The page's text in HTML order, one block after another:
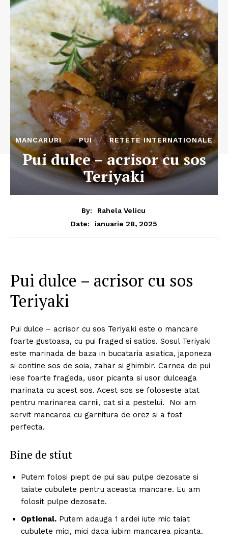
MANCARURI PUI RETETE INTERNATIONALE
Pui dulce – acrisor cu sos
Teriyaki
By:
Rahela Velicu
Date:
ianuarie 28, 2025
Pui dulce – acrisor cu sos
Teriyaki
Pui dulce – acrisor cu sos Teriyaki este o mancare
foarte gustoasa, cu pui fraged si satios. Sosul Teriyaki
este marinada de baza in bucataria asiatica, japoneza
si contine sos de soia, zahar si ghimbir. Carnea de pui
iese foarte frageda, usor picanta si usor dulceaga
marinata cu acest sos. Acest sos se foloseste atat
pentru marinarea carnii, cat si a pestelui. Noi am
servit mancarea cu garnitura de orez si a fost
perfecta.
Bine de stiut
Putem folosi piept de pui sau pulpe dezosate si
taiate cubulete pentru aceasta mancare. Eu am
folosit pulpe dezosate.
Optional. Putem adauga 1 ardei iute mic taiat
cubulete mici, mici daca iubim mancarea picanta.